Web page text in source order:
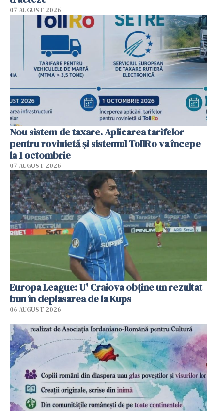
07 AUGUST 2026
Nou sistem de taxare. Aplicarea tarifelor
pentru rovinietă şi sistemul TollRo va începe
la 1 octombrie
07 AUGUST 2026
Europa League: U' Craiova obține un rezultat
bun în deplasarea de la Kups
06 AUGUST 2026